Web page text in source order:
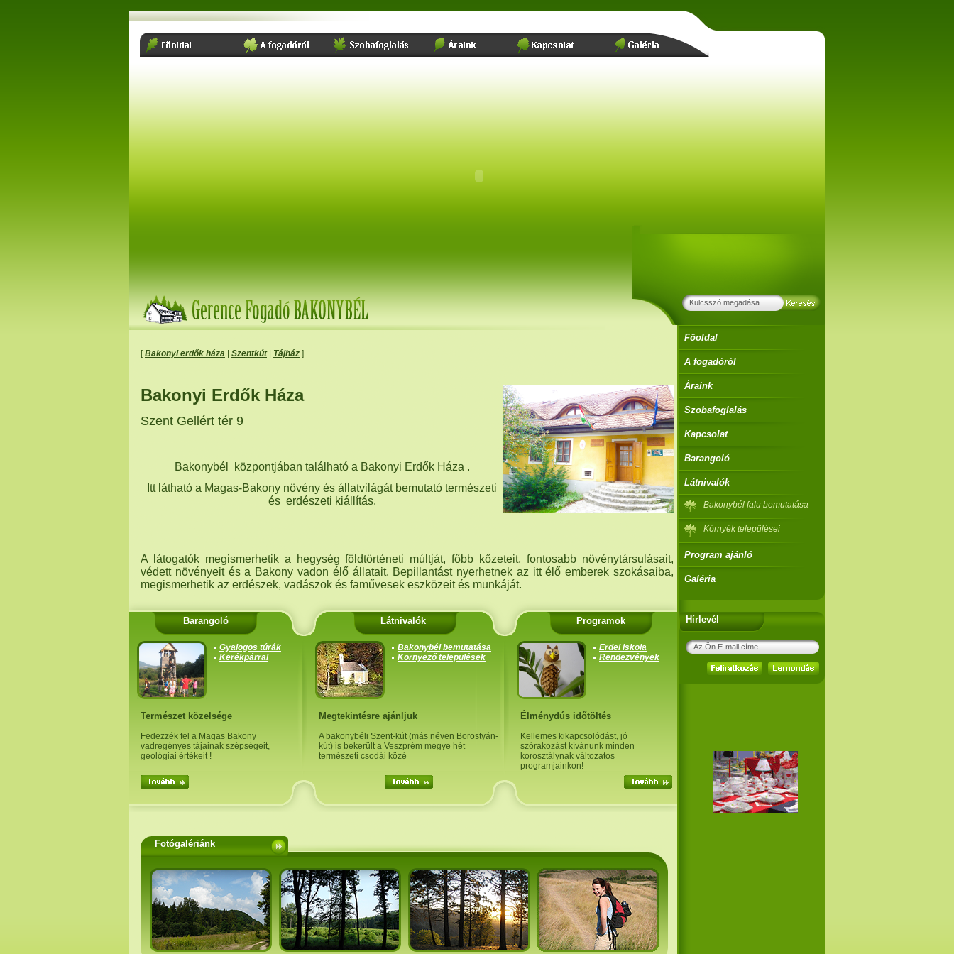
[Bakonyi erdők háza Szentkút| Tájház ]
Bakonyi Erdők Háza
Szent Gellért tér 9
Bakonybél központjában található a Bakonyi Erdők Háza .
Itt látható a Magas-Bakony növény és állatvilágát bemutató természeti
és erdészeti kiállítás.
A látogatók megismerhetik a hegység földtörténeti múltját, főbb kőzeteit, fontosabb növénytársulásait,
védett növényeit és a Bakony vadon élő állatait. Bepillantást nyerhetnek az itt élő emberek szokásaiba,
megismerhetik az erdészek, vadászok és faművesek eszközeit és munkáját.
Barangoló Látnivalók Programok
Gyalogos túrák
Kerékpárral
Természet közelsége
Fedezzék fel a Magas Bakony
vadregényes tájainak szépségeit,
geológiai értékeit !
Bakonybél bemutatása
Környező települések
Megtekintésre ajánljuk
A bakonybéli Szent-kút (más néven Borostyán-
kút) is bekerült a Veszprém megye hét
természeti csodái közé
Erdei iskola
Rendezvények
Élménydús időtöltés
Kellemes kikapcsolódást, jó
szórakozást kívánunk minden
korosztálynak változatos
programjainkon!
Fotógalériánk
Főoldal
A fogadóról
Áraink
Szobafoglalás
Kapcsolat
Barangoló
Látnivalók
Bakonybél falu bemutatása
Környék települései
Program ajánló
Galéria
Hírlevél